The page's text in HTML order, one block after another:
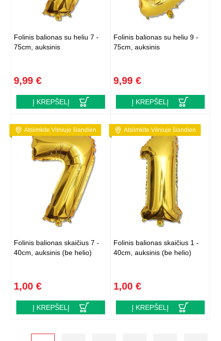
Folinis balionas su heliu 7 -
75cm, auksinis
9,99 €
Į KREPŠELĮ
Folinis balionas su heliu 9 -
75cm, auksinis
9,99 €
Į KREPŠELĮ
Atsiimkite Vilniuje šiandien
Folinis balionas skaičius 7 -
40cm, auksinis (be helio)
1,00 €
Į KREPŠELĮ
Atsiimkite Vilniuje šiandien
Folinis balionas skaičius 1 -
40cm, auksinis (be helio)
1,00 €
Į KREPŠELĮ